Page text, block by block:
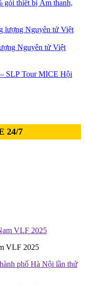
gói thiết bị Âm thanh,
Nguyên tử Việt
Tour MICE Hội
24/7
VLF 2025